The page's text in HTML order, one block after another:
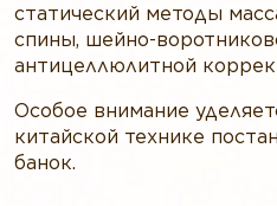
статический методы
спины, шейно-
антицеллюлитной
Особое внимание
китайской технике
банок.